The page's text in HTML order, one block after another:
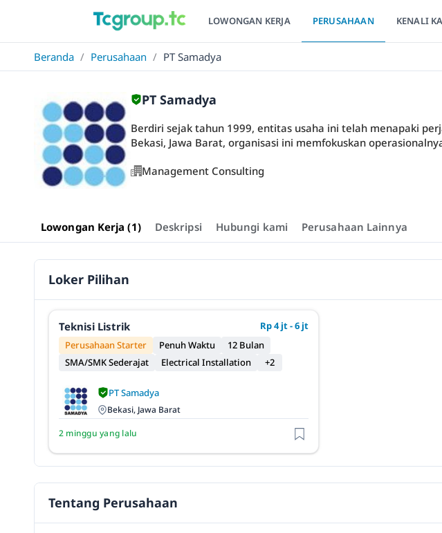
LOWONGAN KERJA PERUSAHAAN KENALI
Beranda / Perusahaan / PT Samadya
PT Samadya
Berdiri sejak tahun 1999, entitas usaha ini telah menapaki
Bekasi, Jawa Barat, organisasi ini memfokuskan
Management Consulting
Lowongan Kerja (1) Deskripsi Hubungi kami Perusahaan Lainnya
Loker Pilihan
Teknisi Listrik
Rp 4 jt - 6 jt
Perusahaan Starter
Penuh Waktu
12 Bulan
SMA/SMK Sederajat
Electrical Installation +2
PT Samadya
Bekasi, Jawa Barat
2 minggu yang lalu
Tentang Perusahaan